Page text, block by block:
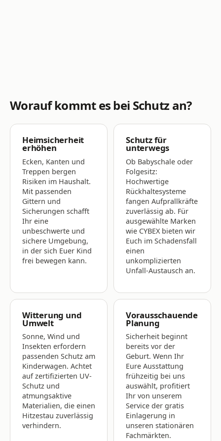
Worauf kommt es bei Schutz an?
Heimsicherheit
erhöhen
Ecken, Kanten und
Treppen bergen
Risiken im Haushalt.
Mit passenden
Gittern und
Sicherungen schafft
Ihr eine
unbeschwerte und
sichere Umgebung,
in der sich Euer Kind
frei bewegen kann.
Schutz für
unterwegs
Ob Babyschale oder
Folgesitz:
Hochwertige
Rückhaltesysteme
fangen Aufprallkräfte
zuverlässig ab. Für
ausgewählte Marken
wie CYBEX bieten wir
Euch im Schadensfall
einen
unkomplizierten
Unfall-Austausch an.
Witterung und
Umwelt
Sonne, Wind und
Insekten erfordern
passenden Schutz am
Kinderwagen. Achtet
auf zertifizierten UV-
Schutz und
atmungsaktive
Materialien, die einen
Hitzestau zuverlässig
verhindern.
Vorausschauende
Planung
Sicherheit beginnt
bereits vor der
Geburt. Wenn Ihr
Eure Ausstattung
frühzeitig bei uns
auswählt, profitiert
Ihr von unserem
Service der gratis
Einlagerung in
unseren stationären
Fachmärkten.